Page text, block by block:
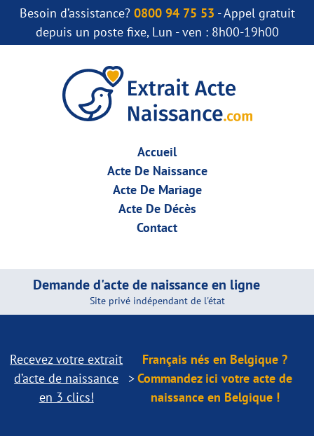
Besoin d’assistance? 0800 94 75 53 - Appel gratuit
depuis un poste fixe, Lun - ven : 8h00-19h00
Accueil
Acte De Naissance
Acte De Mariage
Acte De Décès
Contact
Demande d'acte de naissance en ligne
Site privé indépendant de l'état
Recevez votre extrait
d’acte de naissance
en 3 clics!
Français nés en Belgique ?
Commandez ici votre acte de
naissance en Belgique !